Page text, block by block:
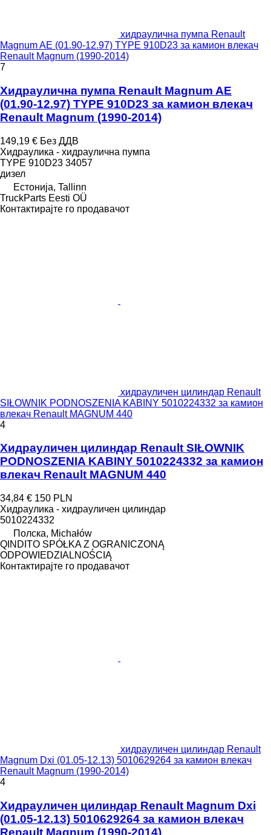
хидраулична пумпа Renault
Magnum AE (01.90-12.97) TYPE 910D23 за камион влекач
Renault Magnum (1990-2014)
7
Хидраулична пумпа Renault Magnum AE
(01.90-12.97) TYPE 910D23 за камион влекач
Renault Magnum (1990-2014)
149,19 € Без ДДВ
Хидраулика - хидраулична пумпа
TYPE 910D23 34057
дизел
Естонија, Tallinn
TruckParts Eesti OÜ
Контактирајте го продавачот
хидрауличен цилиндар Renault
SIŁOWNIK PODNOSZENIA KABINY 5010224332 за камион
влекач Renault MAGNUM 440
4
Хидрауличен цилиндар Renault SIŁOWNIK
PODNOSZENIA KABINY 5010224332 за камион
влекач Renault MAGNUM 440
34,84 € 150 PLN
Хидраулика - хидрауличен цилиндар
5010224332
Полска, Michałów
QINDITO SPÓŁKA Z OGRANICZONĄ
ODPOWIEDZIALNOŚCIĄ
Контактирајте го продавачот
хидрауличен цилиндар Renault
Magnum Dxi (01.05-12.13) 5010629264 за камион влекач
Renault Magnum (1990-2014)
4
Хидрауличен цилиндар Renault Magnum Dxi
(01.05-12.13) 5010629264 за камион влекач
Renault Magnum (1990-2014)